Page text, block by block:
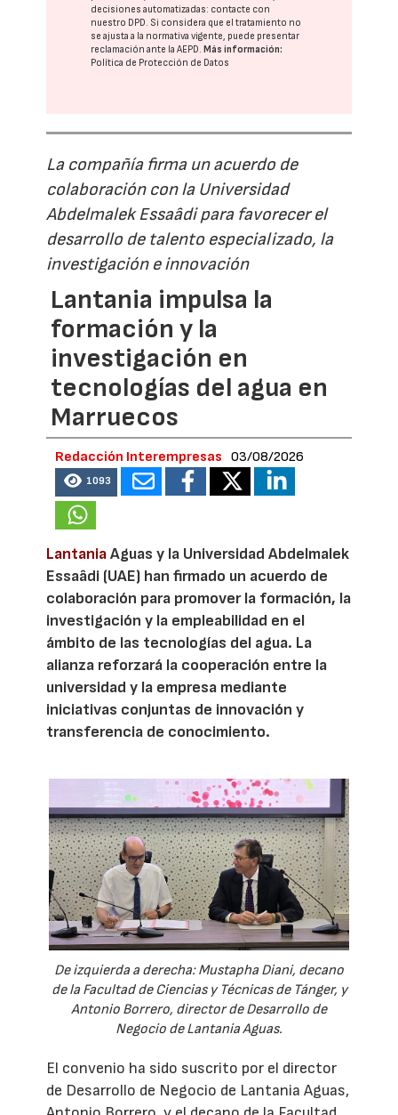
decisiones automatizadas: contacte con
nuestro DPD. Si considera que el tratamiento no
se ajusta a la normativa vigente, puede presentar
reclamación ante laAEPD.Más información:
Política de Protección de Datos
La compañía firma un acuerdo de
colaboración con la Universidad
Abdelmalek Essaâdi para favorecer el
desarrollo de talento especializado, la
investigación e innovación
Lantania impulsa la
formación y la
investigación en
tecnologías del agua en
Marruecos
Redacción Interempresas 03/08/2026
1093
LantaniaAguas y la Universidad Abdelmalek
Essaâdi (UAE) han firmado un acuerdo de
colaboración para promover la formación, la
investigación y la empleabilidad en el
ámbito de las tecnologías del agua. La
alianza reforzará la cooperación entre la
universidad y la empresa mediante
iniciativas conjuntas de innovación y
transferencia de conocimiento.
De izquierda a derecha: Mustapha Diani, decano
de la Facultad de Ciencias y Técnicas de Tánger, y
Antonio Borrero, director de Desarrollo de
Negocio de Lantania Aguas.
El convenio ha sido suscrito por el director
de Desarrollo de Negocio de Lantania Aguas,